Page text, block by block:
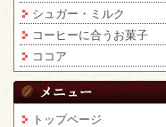
シュガー・ミルク
コーヒーに合うお菓子
ココア
トップページ